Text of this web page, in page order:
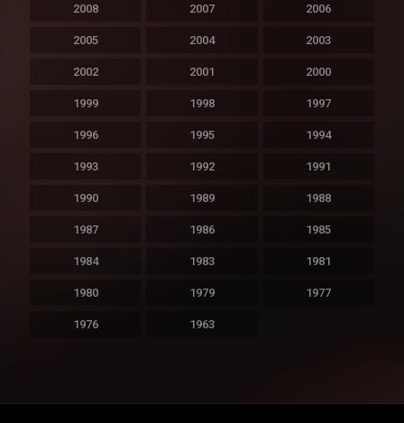
2008 2007 2006
2005 2004 2003
2002 2001 2000
1999 1998 1997
1996 1995 1994
1993 1992 1991
1990 1989 1988
1987 1986 1985
1984 1983 1981
1980 1979 1977
1976 1963